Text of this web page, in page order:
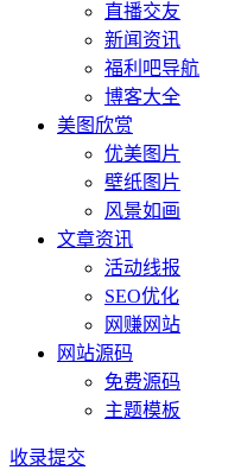
直播交友
新闻资讯
福利吧导航
博客大全
美图欣赏
优美图片
壁纸图片
风景如画
文章资讯
活动线报
SEO优化
网赚网站
网站源码
免费源码
主题模板
收录提交